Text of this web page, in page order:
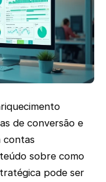
de conversão e
contas
sobre como
pode ser